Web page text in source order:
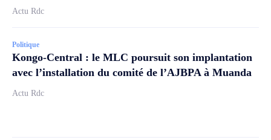
Actu Rdc
Politique
Kongo-Central : le MLC poursuit son implantation
avec l’installation du comité de l’AJBPA à Muanda
Actu Rdc